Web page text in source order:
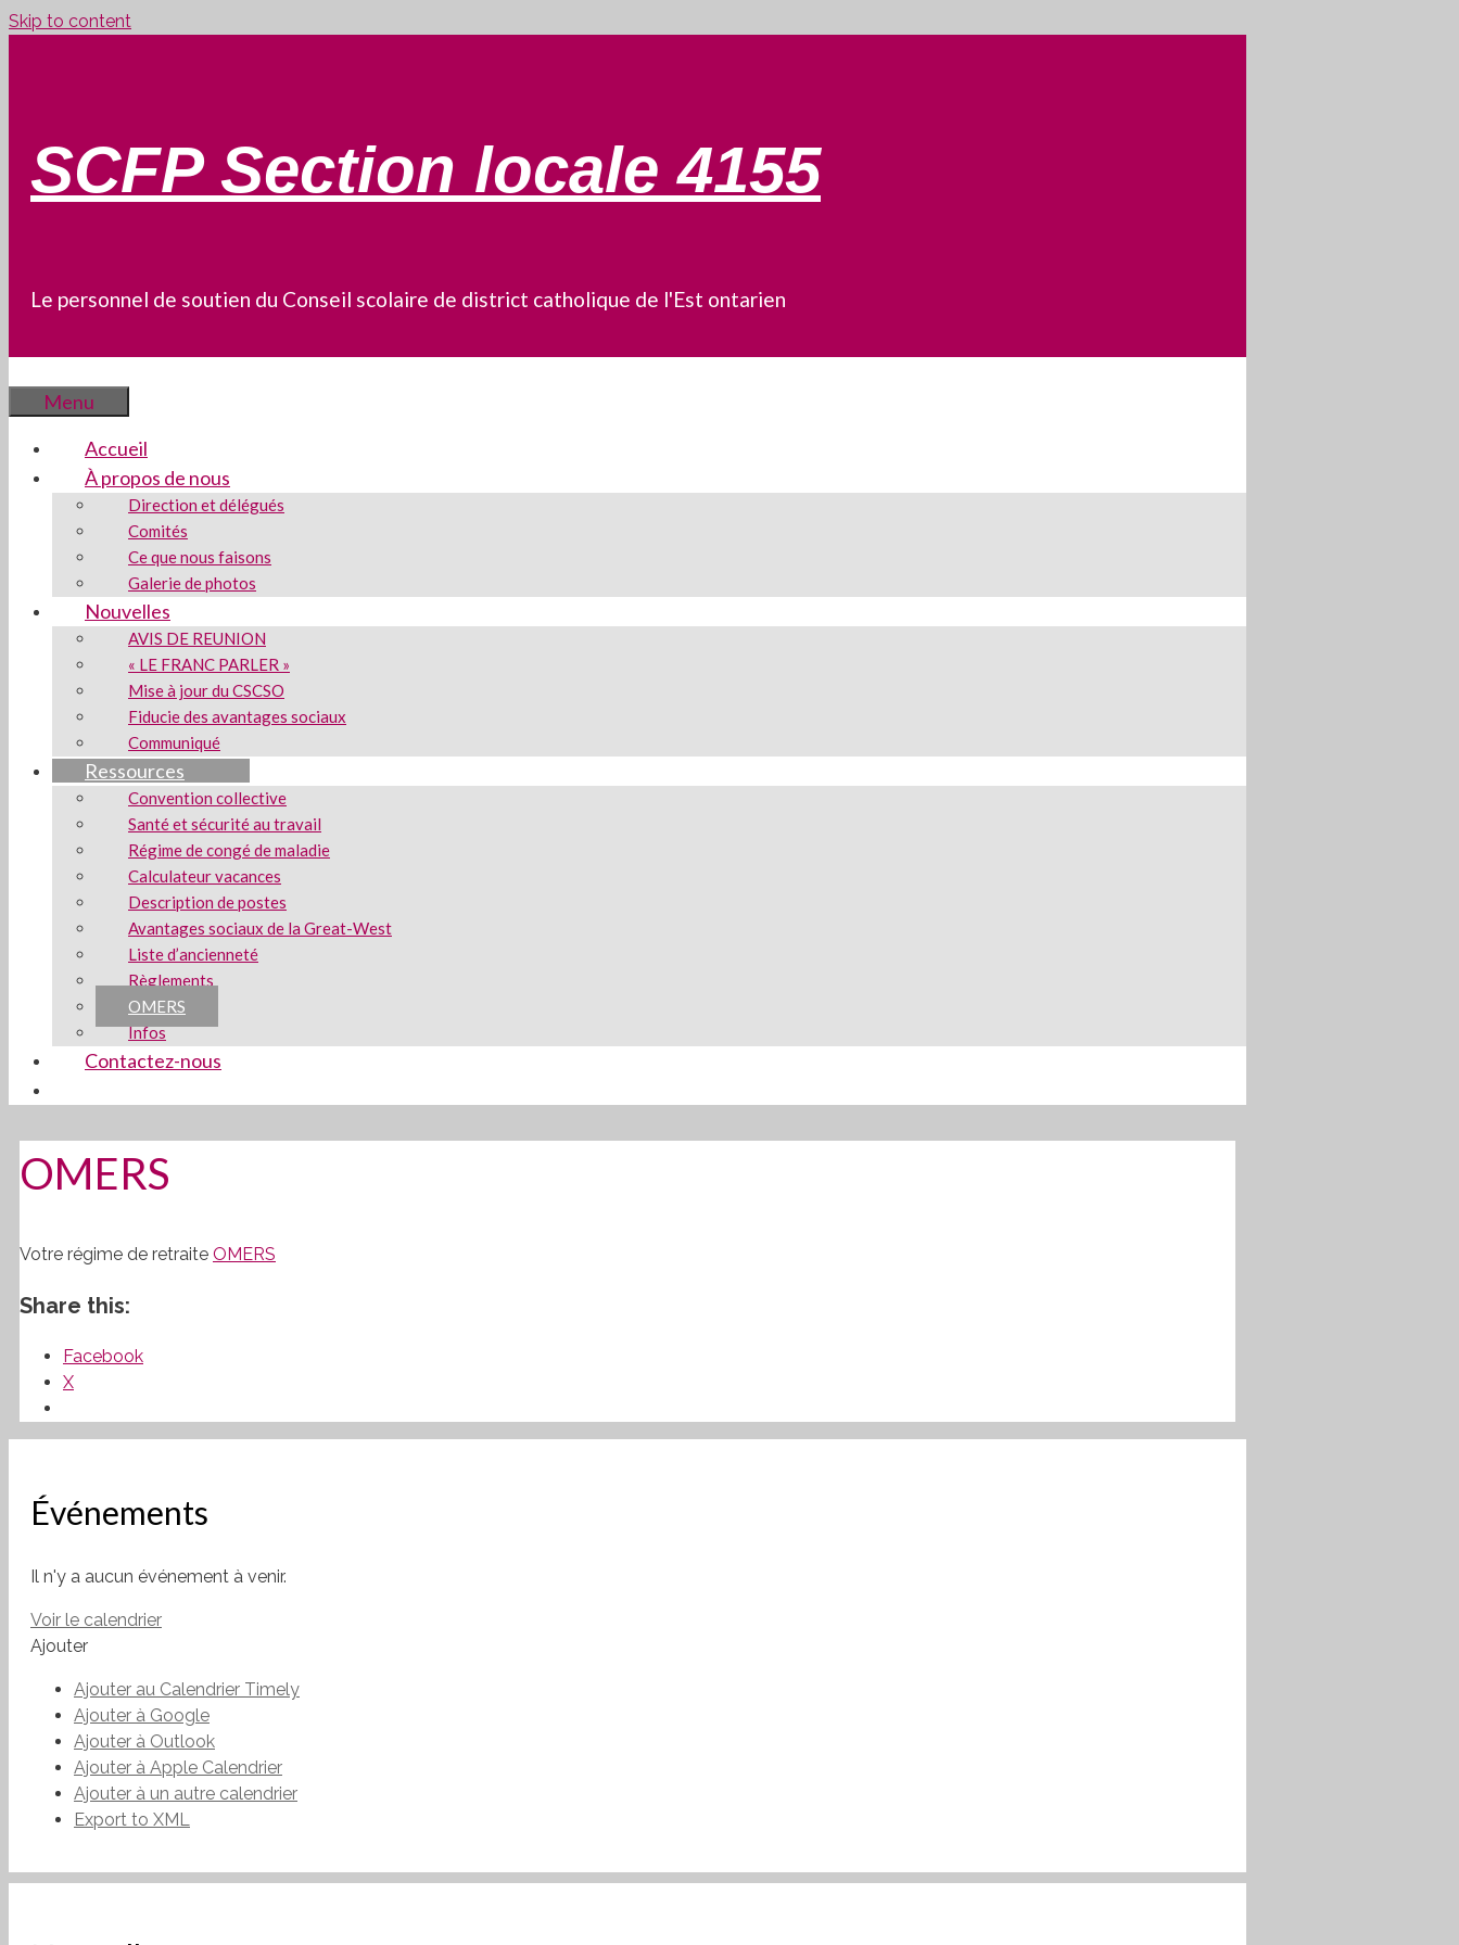
Skip to content
SCFP Section locale 4155
Le personnel de soutien du Conseil scolaire de district catholique de l'Est ontarien
Menu
Accueil
À propos de nous
Direction et délégués
Comités
Ce que nous faisons
Galerie de photos
Nouvelles
AVIS DE REUNION
« LE FRANC PARLER »
Mise à jour du CSCSO
Fiducie des avantages sociaux
Communiqué
Ressources
Convention collective
Santé et sécurité au travail
Régime de congé de maladie
Calculateur vacances
Description de postes
Avantages sociaux de la Great-West
Liste d’ancienneté
Règlements
OMERS
Infos
Contactez-nous
OMERS
Votre régime de retraite OMERS
Share this:
Facebook
X
Événements
Il n'y a aucun événement à venir.
Voir le calendrier
Ajouter
Ajouter au Calendrier Timely
Ajouter à Google
Ajouter à Outlook
Ajouter à Apple Calendrier
Ajouter à un autre calendrier
Export to XML